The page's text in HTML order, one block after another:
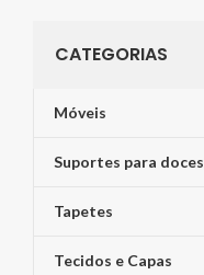
CATEGORIAS
Móveis
Suportes para doces
Tapetes
Tecidos e Capas